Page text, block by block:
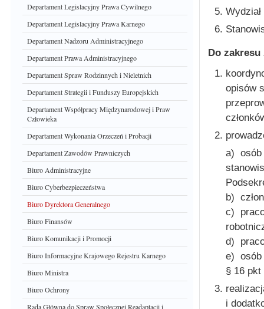
Departament Legislacyjny Prawa Cywilnego
Departament Legislacyjny Prawa Karnego
Departament Nadzoru Administracyjnego
Departament Prawa Administracyjnego
Departament Spraw Rodzinnych i Nieletnich
Departament Strategii i Funduszy Europejskich
Departament Współpracy Międzynarodowej i Praw
Człowieka
Departament Wykonania Orzeczeń i Probacji
Departament Zawodów Prawniczych
Biuro Administracyjne
Biuro Cyberbezpieczeństwa
Biuro Dyrektora Generalnego
Biuro Finansów
Biuro Komunikacji i Promocji
Biuro Informacyjne Krajowego Rejestru Karnego
Biuro Ministra
Biuro Ochrony
Rada Główna do Spraw Społecznej Readaptacji i
Do
opisów
a) osób
b)
c)
d)
e) osób
§ 16
i